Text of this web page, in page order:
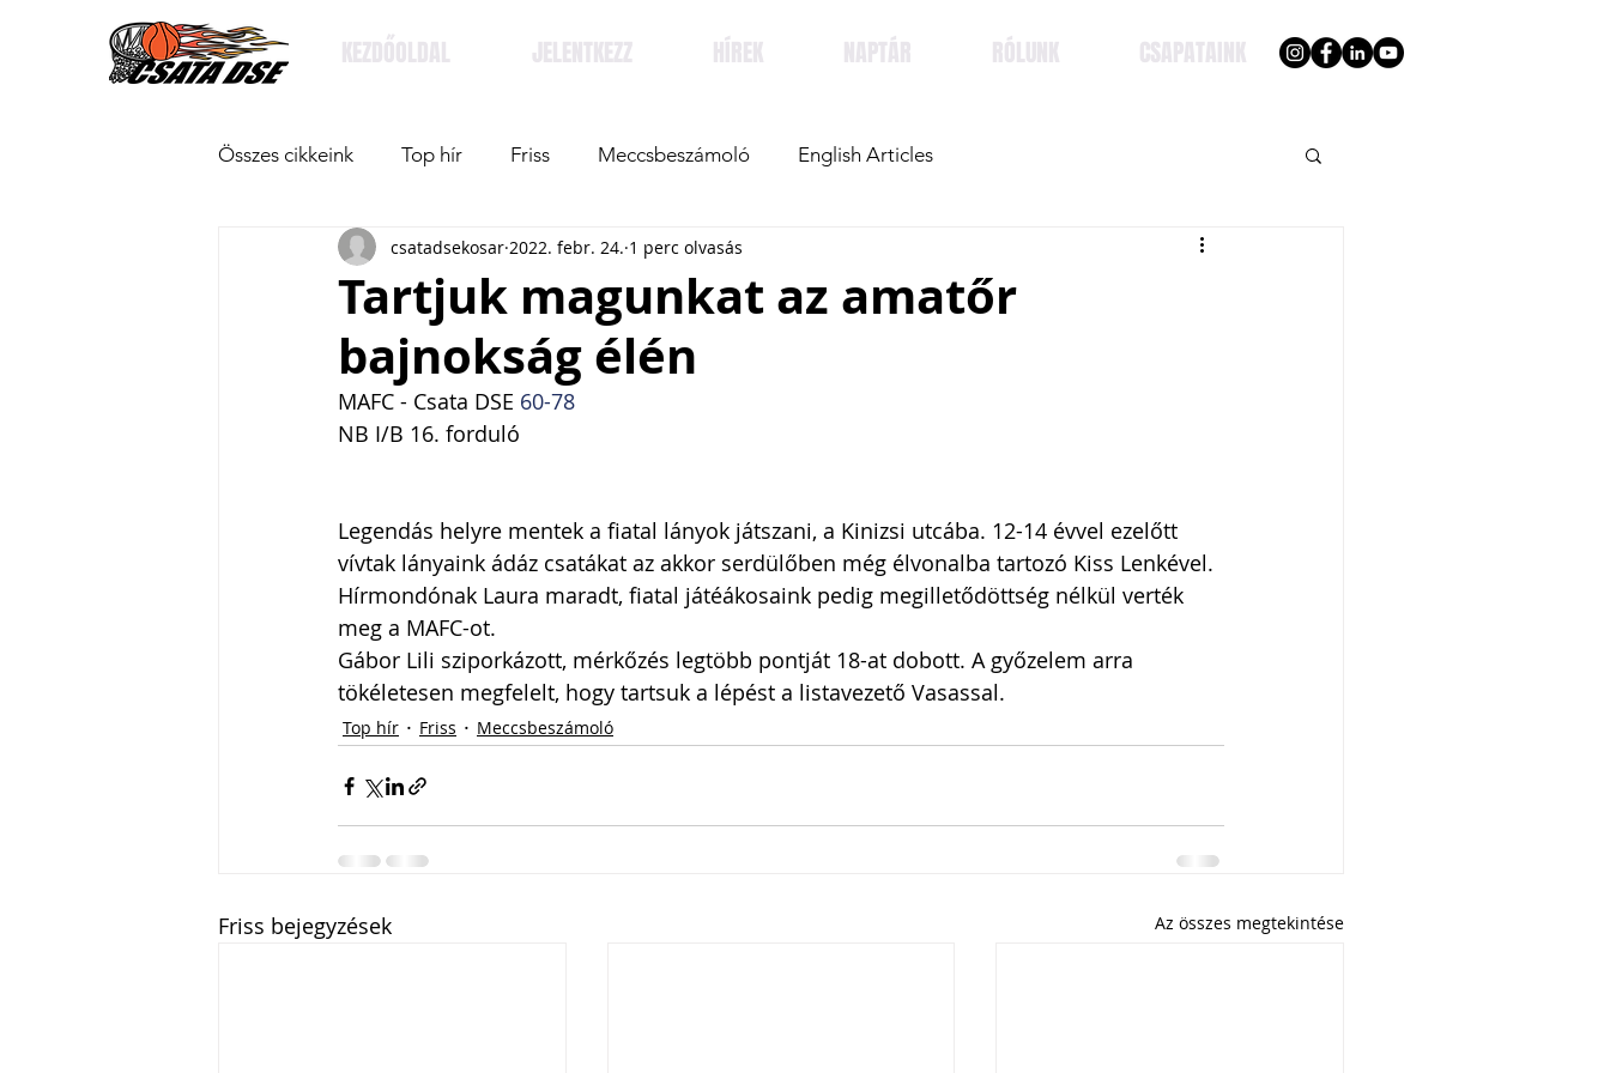
KEZDŐOLDAL JELENTKEZZ HÍREK NAPTÁR RÓLUNK CSAPATAINK
Összes cikkeink Top hír Friss Meccsbeszámoló English Articles
Tartjuk magunkat az amatőr
bajnokság élén
csatadsekosar 2022. febr. 24. 1 perc olvasás
MAFC - Csata DSE 60-78
NB I/B 16. forduló
Legendás helyre mentek a fiatal lányok játszani, a Kinizsi utcába. 12-14 évvel ezelőtt
vívtak lányaink ádáz csatákat az akkor serdülőben még élvonalba tartozó Kiss Lenkével.
Hírmondónak Laura maradt, fiatal játéákosaink pedig megilletődöttség nélkül verték
meg a MAFC-ot.
Gábor Lili sziporkázott, mérkőzés legtöbb pontját 18-at dobott. A győzelem arra
tökéletesen megfelelt, hogy tartsuk a lépést a listavezető Vasassal.
Top hír Friss Meccsbeszámoló
Friss bejegyzések Az összes megtekintése